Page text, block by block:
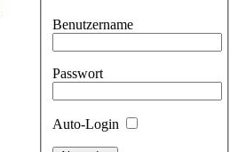
Benutzername
Passwort
Auto-Login